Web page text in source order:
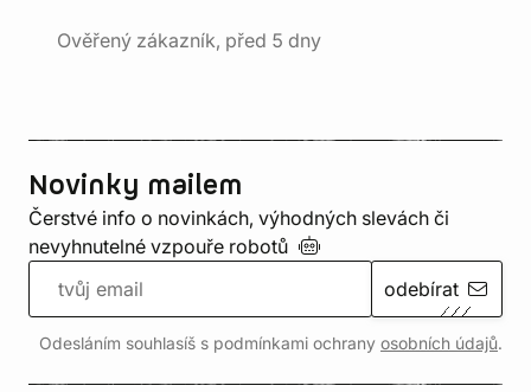
Ověřený zákazník, před 5 dny
Novinky mailem
Čerstvé info o novinkách, výhodných slevách či
nevyhnutelné vzpouře robotů
odebírat
Odesláním souhlasíš s podmínkami ochrany osobních údajů.